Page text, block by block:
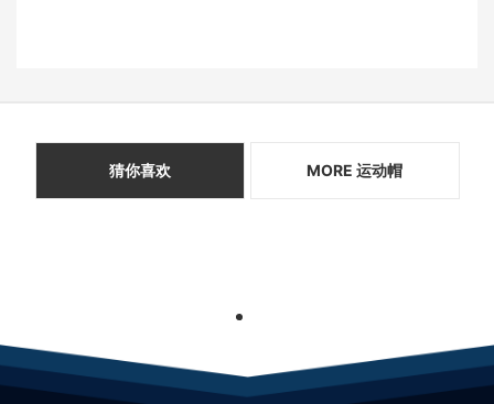
猜你喜欢 MORE 运动帽
1